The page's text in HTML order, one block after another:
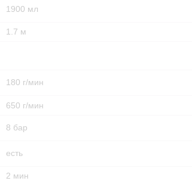
1900 мл
1.7 м
180 г/мин
650 г/мин
8 бар
есть
2 мин